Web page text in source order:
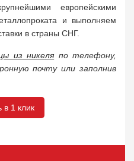
европейскими
и выполняем
в страны СНГ.
из никеля по телефону,
почту или заполнив
в 1 клик